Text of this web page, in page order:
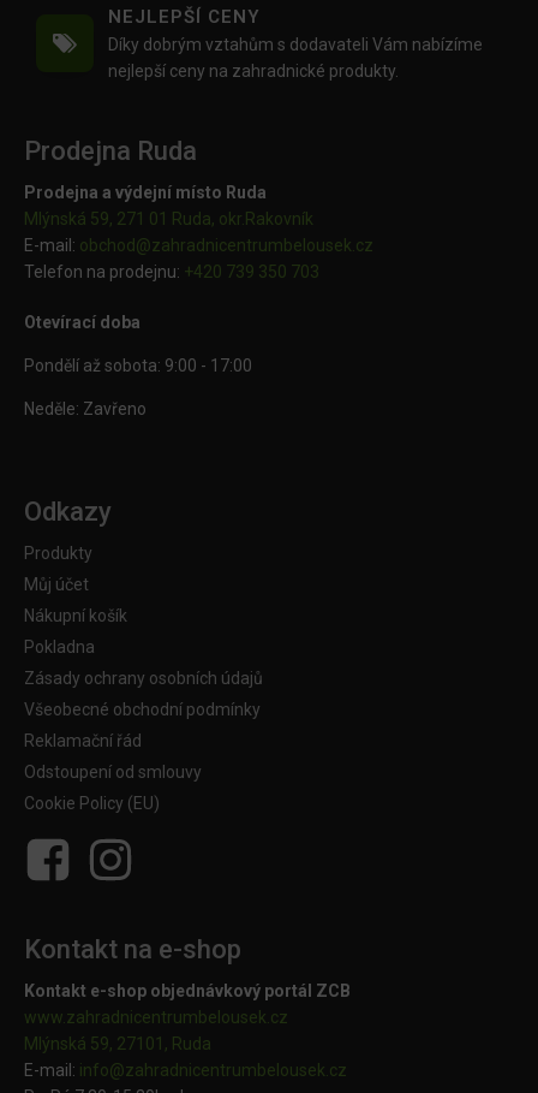
NEJLEPŠÍ CENY
Díky dobrým vztahům s dodavateli Vám nabízíme
nejlepší ceny na zahradnické produkty.
Prodejna Ruda
Prodejna a výdejní místo Ruda
Mlýnská 59, 271 01 Ruda, okr.Rakovník
E-mail: obchod@zahradnicentrumbelousek.cz
Telefon na prodejnu: +420 739 350 703
Otevírací doba
Pondělí až sobota: 9:00 - 17:00
Neděle: Zavřeno
Odkazy
Produkty
Můj účet
Nákupní košík
Pokladna
Zásady ochrany osobních údajů
Všeobecné obchodní podmínky
Reklamační řád
Odstoupení od smlouvy
Cookie Policy (EU)
Kontakt na e-shop
Kontakt e-shop objednávkový portál ZCB
www.zahradnicentrumbelousek.cz
Mlýnská 59, 27101, Ruda
E-mail: info@zahradnicentrumbelousek. cz